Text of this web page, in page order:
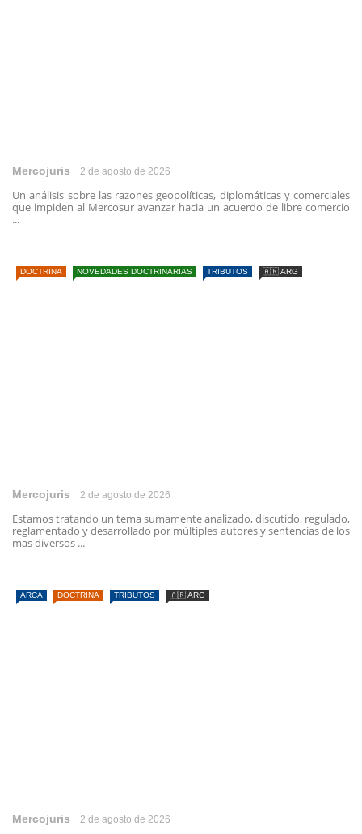
Mercojuris 2 de agosto de 2026
Un análisis sobre las razones geopolíticas, diplomáticas y comerciales
que impiden al Mercosur avanzar hacia un acuerdo de libre comercio
...
DOCTRINA NOVEDADES DOCTRINARIAS TRIBUTOS 🇦🇷 ARG
Mercojuris 2 de agosto de 2026
Estamos tratando un tema sumamente analizado, discutido, regulado,
reglamentado y desarrollado por múltiples autores y sentencias de los
mas diversos ...
ARCA DOCTRINA TRIBUTOS 🇦🇷 ARG
Mercojuris 2 de agosto de 2026